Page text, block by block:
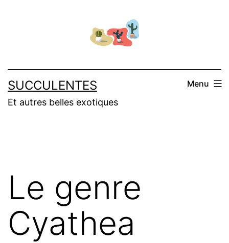
SUCCULENTES
Et autres belles exotiques
Menu
Le genre
Cyathea